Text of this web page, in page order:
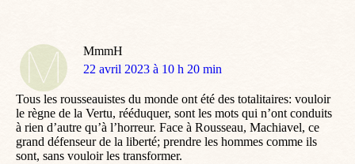
MmmH
dit
22 avril 2023 à 10 h 20 min
Tous les rousseauistes du monde ont été des totalitaires: vouloir
le règne de la Vertu, rééduquer, sont les mots qui n’ont conduits
à rien d’autre qu’à l’horreur. Face à Rousseau, Machiavel, ce
grand défenseur de la liberté; prendre les hommes comme ils
sont, sans vouloir les transformer.